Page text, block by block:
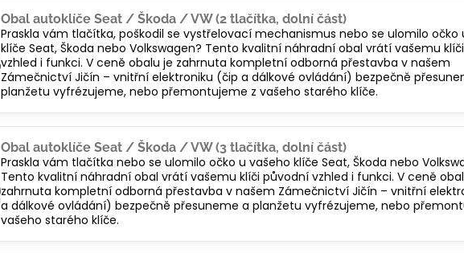
Obal autoklíče Seat / Škoda / VW (2 tlačítka, dolní část)
Praskla vám tlačítka, poškodil se vystřelovací mechanismus nebo se ulomilo očko
klíče Seat, Škoda nebo Volkswagen? Tento kvalitní náhradní obal vrátí vašemu
vzhled i funkci. V ceně obalu je zahrnuta kompletní odborná přestavba v našem
Zámečnictví Jičín – vnitřní elektroniku (čip a dálkové ovládání) bezpečně
planžetu vyfrézujeme, nebo přemontujeme z vašeho starého klíče.
Obal autoklíče Seat / Škoda / VW (3 tlačítka, dolní část)
Praskla vám tlačítka nebo se ulomilo očko u vašeho klíče Seat, Škoda nebo
Tento kvalitní náhradní obal vrátí vašemu klíči původní vzhled i funkci. V ceně
zahrnuta kompletní odborná přestavba v našem Zámečnictví Jičín – vnitřní
a dálkové ovládání) bezpečně přesuneme a planžetu vyfrézujeme, nebo
vašeho starého klíče.